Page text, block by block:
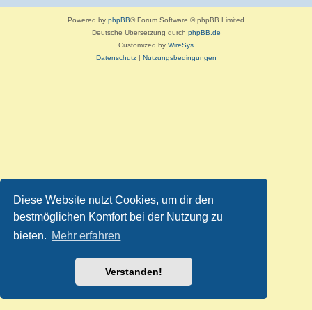
Diese Website nutzt Cookies, um dir den
bestmöglichen Komfort bei der Nutzung zu
bieten. Mehr erfahren
Verstanden!
Powered by phpBB® Forum Software © phpBB Limited
Deutsche Übersetzung durch phpBB.de
Customized by WireSys
Datenschutz| Nutzungsbedingungen